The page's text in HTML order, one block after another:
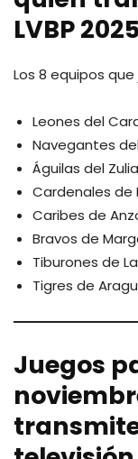
LVBP
Los 8 equipos
Leones del
Navegantes
Águilas del Zulia
Cardenales de
Caribes de
Bravos de
Tiburones de
Tigres de
Juegos